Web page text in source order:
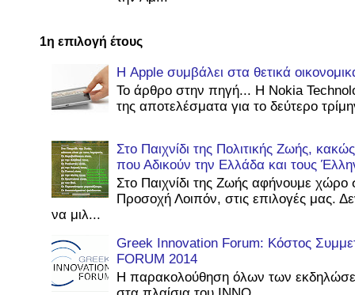
1η επιλογή έτους
Η Apple συμβάλει στα θετικά
Το άρθρο στην πηγή... Η Nokia
της αποτελέσματα για το δεύτερο
Στο Παιχνίδι της Πολιτικής Ζωής,
που Αδικούν την Ελλάδα και τους
Στο Παιχνίδι της Ζωής αφήνουμε
Προσοχή Λοιπόν, στις επιλογές μας.
να μιλ...
Greek Innovation Forum: Κόστος
FORUM 2014
Η παρακολούθηση όλων των